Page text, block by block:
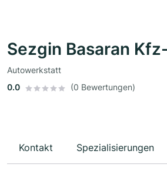
Sezgin Basaran
Autowerkstatt
0.0
(0 Bewertungen)
Kontakt Spezialisierungen